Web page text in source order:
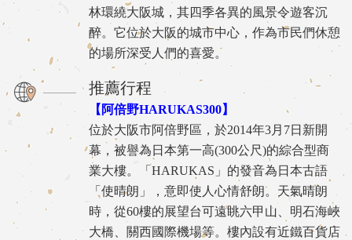
林環繞大阪城，其四季各異的風景令遊客沉
醉。它位於大阪的城市中心，作為市民們休憩
的場所深受人們的喜愛。
推薦行程
【阿倍野HARUKAS300】
位於大阪市阿倍野區，於2014年3月7日新開
幕，被譽為日本第一高(300公尺)的綜合型商
業大樓。「HARUKAS」的發音為日本古語
「使晴朗」，意即使人心情舒朗。天氣晴朗
時，從60樓的展望台可遠眺六甲山、明石海峽
大橋、關西國際機場等。樓內設有近鐵百貨店